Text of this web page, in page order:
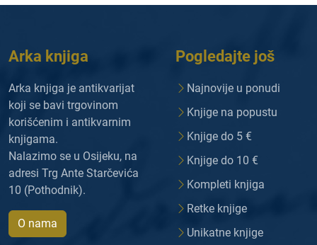
Arka knjiga
Arka knjiga je antikvarijat
koji se bavi trgovinom
korišćenim i antikvarnim
knjigama.
Nalazimo se u Osijeku, na
adresi Trg Ante Starčevića
10 (Pothodnik).
O nama
Pogledajte još
Najnovije u ponudi
Knjige na popustu
Knjige do 5 €
Knjige do 10 €
Kompleti knjiga
Retke knjige
Unikatne knjige